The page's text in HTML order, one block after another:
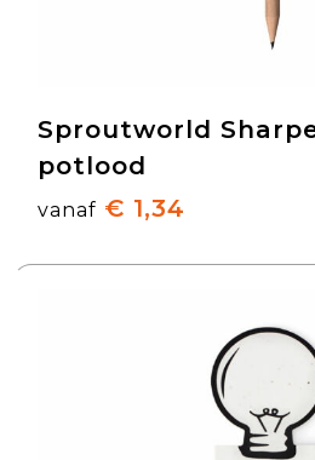
Sproutworld
potlood
vanaf € 1,34